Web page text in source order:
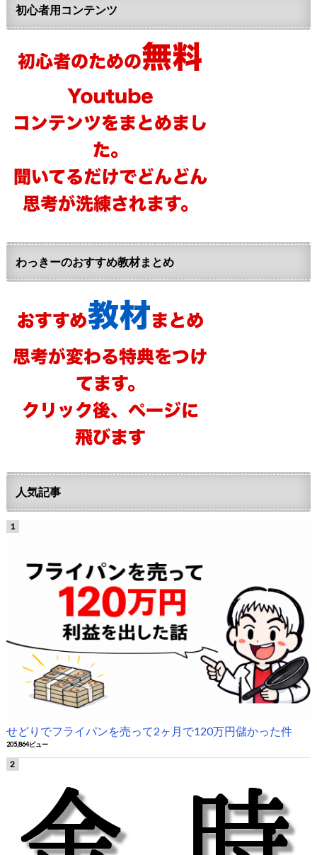
初心者用コンテンツ
わっきーのおすすめ教材まとめ
人気記事
せどりでフライパンを売って2ヶ月で120万円儲かった件
205,864ビュー